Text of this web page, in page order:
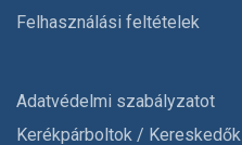
Felhasználási feltételek
Adatvédelmi szabályzatot
Kerékpárboltok / Kereskedők